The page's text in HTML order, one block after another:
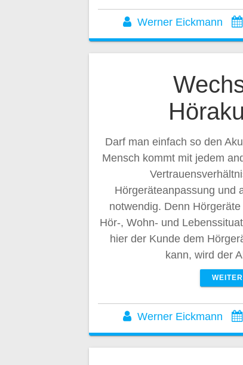
Werner Eickmann
Darf man einfach so den
Mensch kommt mit jedem
Hörgeräteanpassung und
notwendig. Denn
Hör-, Wohn- und
hier der Kunde dem
kann, wird der
Werner Eickmann